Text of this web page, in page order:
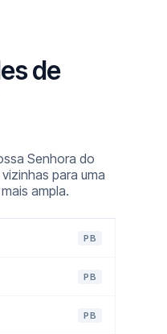
de
Senhora do
para uma
ampla.
PB
PB
PB